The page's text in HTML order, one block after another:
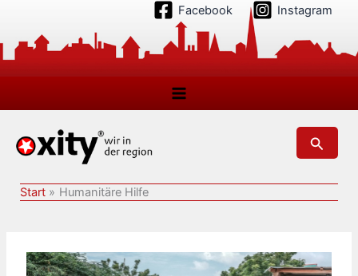
springen
Facebook Instagram
Suchen
Start Humanitäre Hilfe